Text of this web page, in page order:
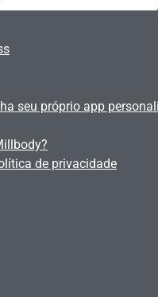
seu próprio app
de privacidade